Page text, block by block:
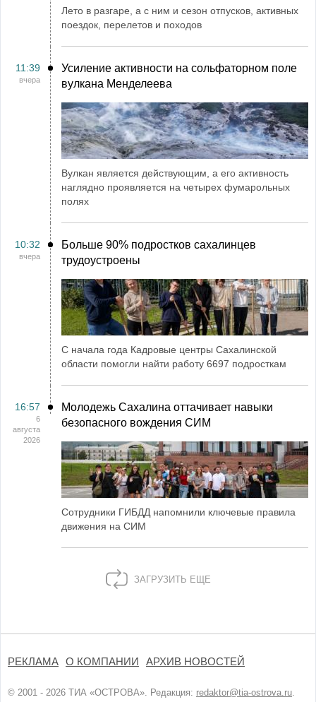
Лето в разгаре, а с ним и сезон отпусков, активных
поездок, перелетов и походов
11:39
вчера
Усиление активности на сольфаторном поле
вулкана Менделеева
Вулкан является действующим, а его активность
наглядно проявляется на четырех фумарольных
полях
10:32
вчера
Больше 90% подростков сахалинцев
трудоустроены
С начала года Кадровые центры Сахалинской
области помогли найти работу 6697 подросткам
16:57
6
августа
2026
Молодежь Сахалина оттачивает навыки
безопасного вождения СИМ
Сотрудники ГИБДД напомнили ключевые правила
движения на СИМ
ЗАГРУЗИТЬ ЕЩЕ
РЕКЛАМА О КОМПАНИИ АРХИВ НОВОСТЕЙ
© 2001 - 2026 ТИА «ОСТРОВА». Редакция: redaktor@tia-ostrova.ru.